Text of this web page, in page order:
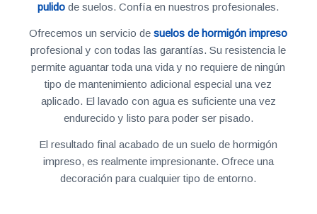
pulido de suelos. Confía en nuestros profesionales.
Ofrecemos un servicio desuelos de hormigón impreso
profesional y con todas las garantías. Su resistencia le
permite aguantar toda una vida y no requiere de ningún
tipo de mantenimiento adicional especial una vez
aplicado. El lavado con agua es suficiente una vez
endurecido y listo para poder ser pisado.
El resultado final acabado de un suelo de hormigón
impreso, es realmente impresionante. Ofrece una
decoración para cualquier tipo de entorno.